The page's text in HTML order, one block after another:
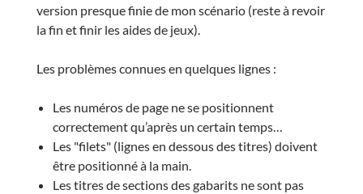
version presque finie de mon scénario (reste à revoir
la fin et finir les aides de jeux).
Les problèmes connues en quelques lignes :
Les numéros de page ne se positionnent
correctement qu’après un certain temps…
Les "filets" (lignes en dessous des titres) doivent
être positionné à la main.
Les titres de sections des gabarits ne sont pas